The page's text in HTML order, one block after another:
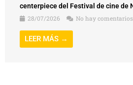
centerpiece del Festival de cine de
28/07/2026
No hay comentarios
LEER MÁS →